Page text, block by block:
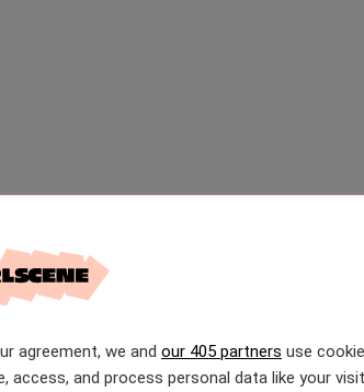
agreement, we and our 405 partners use
access, and process personal data like your